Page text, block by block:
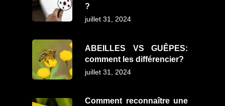
?
juillet 31, 2024
ABEILLES VS GUÊPES:
comment les différencier?
juillet 31, 2024
Comment reconnaître une